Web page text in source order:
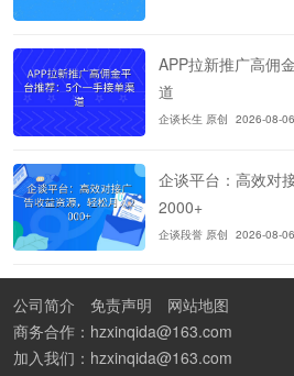
APP拉新推广高佣
道
企谈长生 原创 2026-08-
企谈平台：高效对
2000+
企谈段誉 原创 2026-08-
公司简介 免责声明
网站地图
商务合作：hzxinqida@163.com
加入我们：hzxinqida@163.com